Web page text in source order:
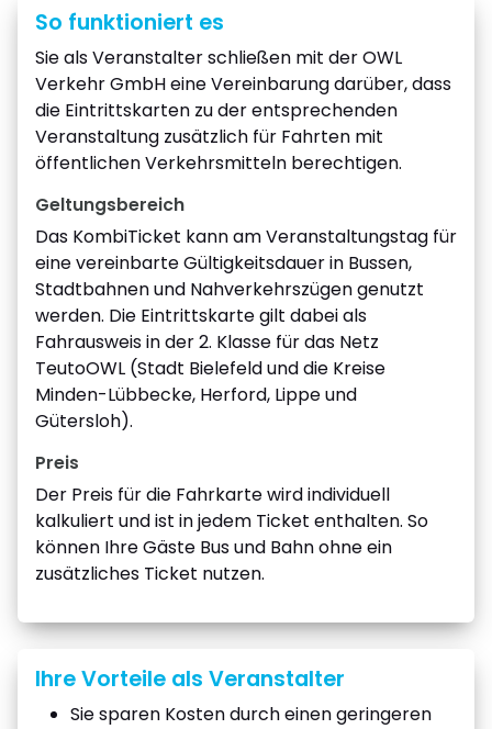
So funktioniert es
Sie als Veranstalter schließen mit der OWL
Verkehr GmbH eine Vereinbarung darüber, dass
die Eintrittskarten zu der entsprechenden
Veranstaltung zusätzlich für Fahrten mit
öffentlichen Verkehrsmitteln berechtigen.
Geltungsbereich
Das KombiTicket kann am Veranstaltungstag für
eine vereinbarte Gültigkeitsdauer in Bussen,
Stadtbahnen und Nahverkehrszügen genutzt
werden. Die Eintrittskarte gilt dabei als
Fahrausweis in der 2. Klasse für das Netz
TeutoOWL (Stadt Bielefeld und die Kreise
Minden-Lübbecke, Herford, Lippe und
Gütersloh).
Preis
Der Preis für die Fahrkarte wird individuell
kalkuliert und ist in jedem Ticket enthalten. So
können Ihre Gäste Bus und Bahn ohne ein
zusätzliches Ticket nutzen.
Ihre Vorteile als Veranstalter
Sie sparen Kosten durch einen geringeren